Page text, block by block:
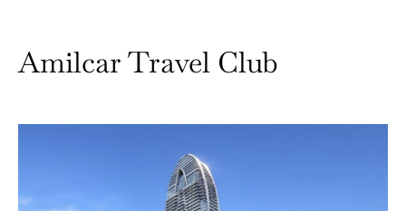
Amilcar Travel Club